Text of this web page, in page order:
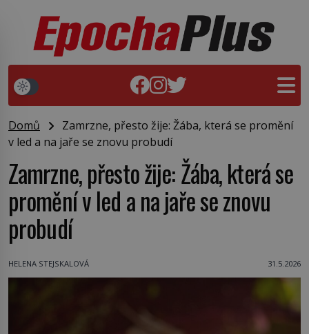
Domů
Zamrzne, přesto žije: Žába, která se promění
v led a na jaře se znovu probudí
Zamrzne, přesto žije: Žába, která se
promění v led a na jaře se znovu
probudí
HELENA STEJSKALOVÁ 31.5.2026